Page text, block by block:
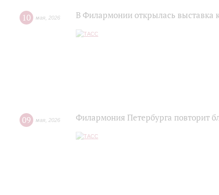
10 мая 2026 В Филармонии открылась выставка
09 мая 2026 Филармония Петербурга повторит